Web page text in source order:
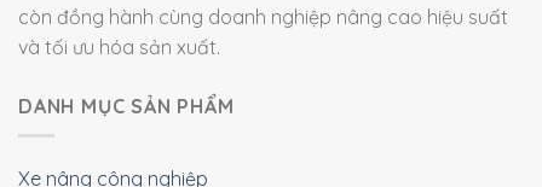
còn đồng hành cùng doanh nghiệp nâng cao hiệu suất
và tối ưu hóa sản xuất.
DANH MỤC SẢN PHẨM
Xe nâng công nghiệp